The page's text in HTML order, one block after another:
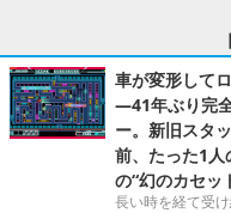
車が変形して
―41年ぶり完
ー。新旧スタ
前、たった1人
の“幻のカセッ
長い時を経て受